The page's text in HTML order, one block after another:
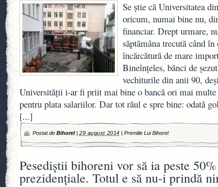
Se ştie că Universitatea
oricum, numai bine nu,
financiar. Drept urmare,
săptămâna trecută când
încărcătură de mare
Bineînţeles, bănci de
vechiturile din anii 90,
Universităţii i-ar fi priit mai bine o bancă ori mai multe
pentru plata salariilor. Dar tot răul e spre bine: odată
[...]
Postat de Bihorel| 29 august 2014 | Premiile Lui Bihorel
Pesediştii bihoreni vor să ia peste
prezidenţiale. Totul e să nu-i prindă